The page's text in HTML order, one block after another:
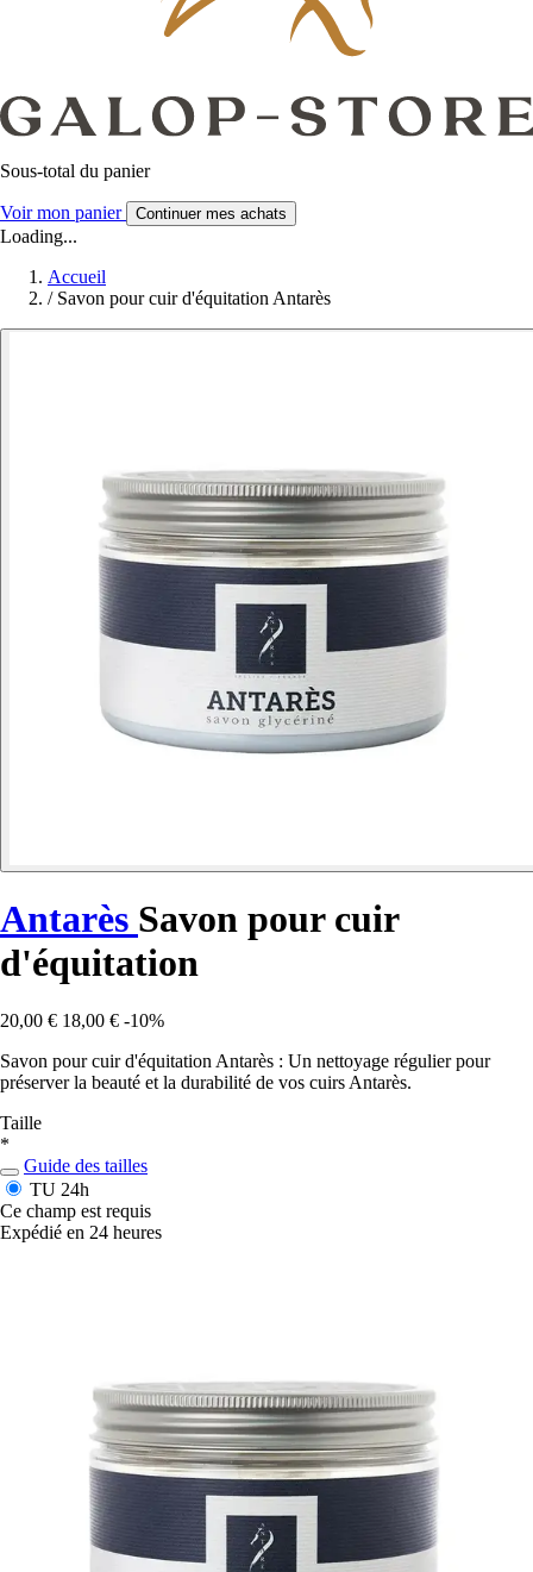
Sous-total du panier
Voir mon panier Continuer mes achats
Loading...
Accueil
/ Savon pour cuir d'équitation Antarès
Antarès Savon pour cuir
d'équitation
20,00 € 18,00 € -10%
Savon pour cuir d'équitation Antarès : Un nettoyage régulier pour
préserver la beauté et la durabilité de vos cuirs Antarès.
Taille
*
Guide des tailles
TU 24h
Ce champ est requis
Expédié en 24 heures